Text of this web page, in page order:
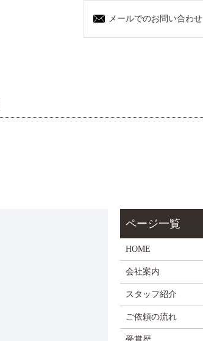
メールでのお問い合わせ
HOME
会社案内
スタッフ紹介
ご依頼の流れ